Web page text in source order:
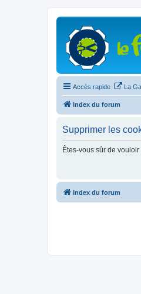
Accès rapide La
Index du forum
Supprimer les
Êtes-vous sûr de
Index du forum